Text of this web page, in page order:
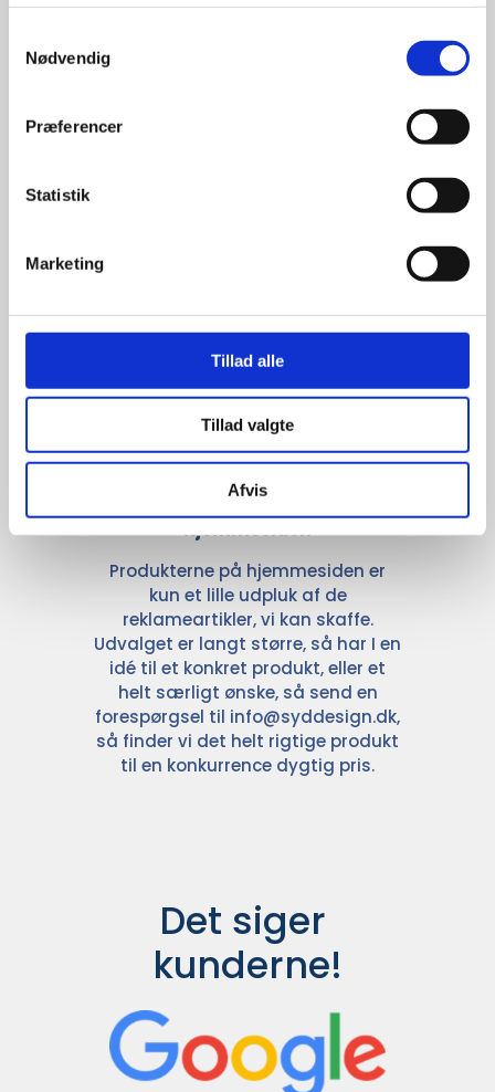
Nødvendig
Præferencer
Statistik
Marketing
Tillad alle
Tillad valgte
Afvis
leveringssikkerhed samarbejder vi
anerkendte leverandører inden for
promotion.
hjemmesiden
Produkterne på hjemmesiden er
kun et lille udpluk af de
reklameartikler, vi kan skaffe.
Udvalget er langt større, så har I en
idé til et konkret produkt, eller et
helt særligt ønske, så send en
forespørgsel til info@syddesign.dk,
så finder vi det helt rigtige produkt
til en konkurrence dygtig pris.
Det siger
kunderne!